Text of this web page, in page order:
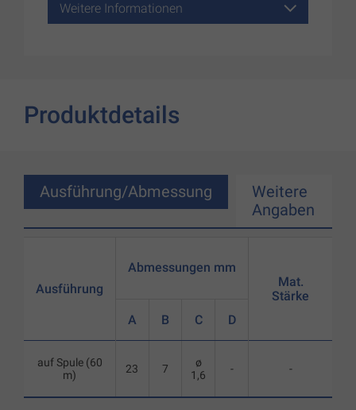
Weitere Informationen
Produktdetails
Ausführung/Abmessung
Weitere
Angaben
Ausführung
auf Spule (60
m)
Abmessungen mm
A B C D
23 7
ø
1,6
-
Mat.
Stärke
-